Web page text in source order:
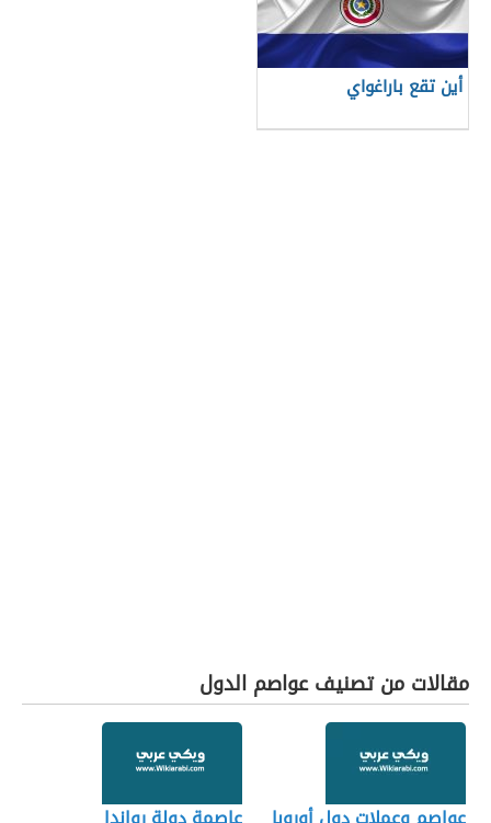
أين تقع باراغواي
مقالات من تصنيف عواصم الدول